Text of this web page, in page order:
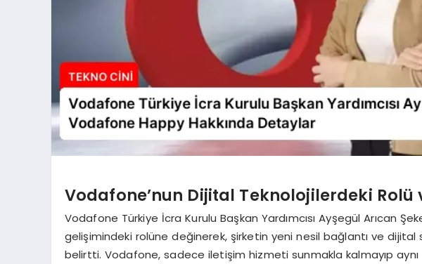
Vodafone’nun Dijital Teknolojilerdeki Rolü
Vodafone Türkiye İcra Kurulu Başkan Yardımcısı Ayşegül Arıcan
gelişimindeki rolüne değinerek, şirketin yeni nesil bağlantı ve dijital
belirtti. Vodafone, sadece iletişim hizmeti sunmakla kalmayıp